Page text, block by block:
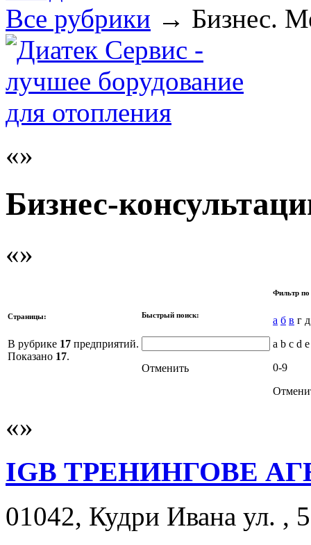
Все рубрики → Бизнес.
Бизнес-
Страницы:
В рубрике 17 предприятий.
Показано 17.
Быстрый поиск:
Отменить
Фильтр по
а б в г
a b c d
0-9
IGB ТРЕНИНГОВЕ
01042, Кудри Ивана ул. ,